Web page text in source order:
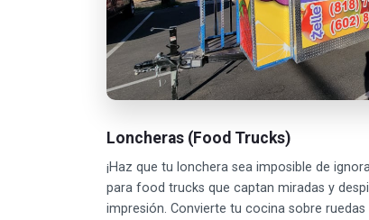
Loncheras (Food Trucks)
¡Haz que tu lonchera sea imposible de
para food trucks que captan miradas y
impresión. Convierte tu cocina sobre